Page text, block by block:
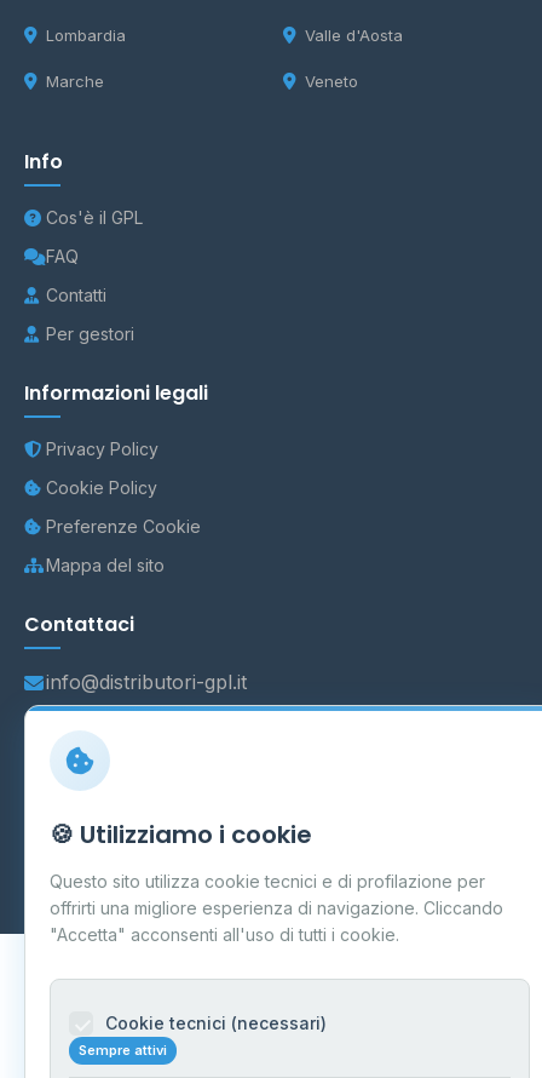
Lombardia
Marche
Valle d'Aosta
Veneto
Info
Cos'è il GPL
FAQ
Contatti
Per gestori
Informazioni legali
Privacy Policy
Cookie Policy
Preferenze Cookie
Mappa del sito
Contattaci
info@distributori-gpl.it
Carpi P.IVA 03859300364
Dati forniti da Ministero delle Imprese e del Made in Italy
Aggiornamento quotidiano
🍪 Utilizziamo i cookie
Questo sito utilizza cookie tecnici e di profilazione per
offrirti una migliore esperienza di navigazione. Cliccando
"Accetta" acconsenti all'uso di tutti i cookie.
Cookie tecnici (necessari)
Sempre attivi